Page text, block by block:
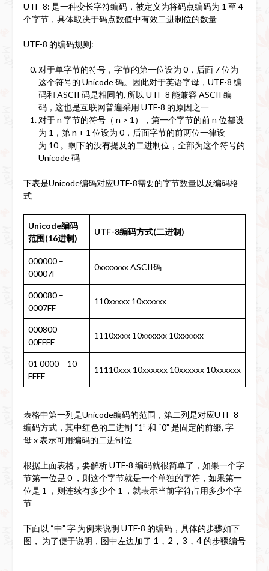
UTF-8: 是一种变长字符编码，被定义为将码点编码为 1 至 4
个字节，具体取决于码点数值中有效二进制位的数量
UTF-8 的编码规则:
对于单字节的符号，字节的第一位设为 0，后面 7 位为
这个符号的 Unicode 码。因此对于英语字母，UTF-8 编
码和 ASCII 码是相同的, 所以 UTF-8 能兼容 ASCII 编
码，这也是互联网普遍采用 UTF-8 的原因之一
对于 n 字节的符号（ n > 1），第一个字节的前 n 位都设
为 1，第 n + 1 位设为 0，后面字节的前两位一律设
为 10 。剩下的没有提及的二进制位，全部为这个符号的
Unicode 码
下表是Unicode编码对应UTF-8需要的字节数量以及编码格
式
Unicode编码
范围(16进制)
UTF-8编码方式(二进制)
000000 –
00007F
0xxxxxxx ASCII码
000080 –
0007FF
110xxxxx 10xxxxxx
000800 –
00FFFF
1110xxxx 10xxxxxx 10xxxxxx
01 0000 – 10
FFFF
11110xxx 10xxxxxx 10xxxxxx 10xxxxxx
表格中第一列是Unicode编码的范围，第二列是对应UTF-8
编码方式，其中红色的二进制 “1” 和 “0” 是固定的前缀, 字
母 x 表示可用编码的二进制位
根据上面表格，要解析 UTF-8 编码就很简单了，如果一个字
节第一位是 0 ，则这个字节就是一个单独的字符，如果第一
位是 1 ，则连续有多少个 1 ，就表示当前字符占用多少个字
节
下面以 “中” 字 为例来说明 UTF-8 的编码，具体的步骤如下
图， 为了便于说明，图中左边加了 1，2，3，4的步骤编号